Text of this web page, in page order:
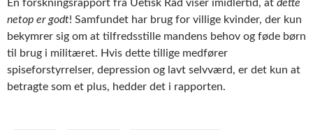
En forskningsrapport fra Uetisk Råd viser imidlertid, at dette
netop er godt! Samfundet har brug for villige kvinder, der kun
bekymrer sig om at tilfredsstille mandens behov og føde børn
til brug i militæret. Hvis dette tillige medfører
spiseforstyrrelser, depression og lavt selvværd, er det kun at
betragte som et plus, hedder det i rapporten.